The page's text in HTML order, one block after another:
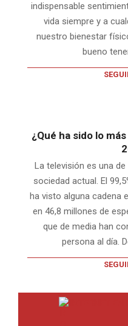
indispensable
vida siempre y a
nuestro bienestar
bueno
¿Qué ha sido lo
La televisión es una
sociedad actual. El
ha visto alguna cadena
en 46,8 millones de
que de media han
persona al día.